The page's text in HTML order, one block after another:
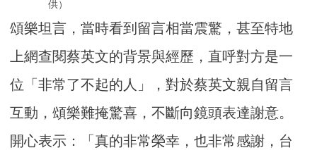
供）
頌樂坦言，當時看到留言相當震驚，甚至特地
上網查閱蔡英文的背景與經歷，直呼對方是一
位「非常了不起的人」，對於蔡英文親自留言
互動，頌樂難掩驚喜，不斷向鏡頭表達謝意。
開心表示：「真的非常榮幸，也非常感謝，台